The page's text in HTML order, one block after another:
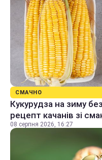
СМАЧНО
Кукурудза на зиму
рецепт качанів зі
08 серпня 2026, 16:27